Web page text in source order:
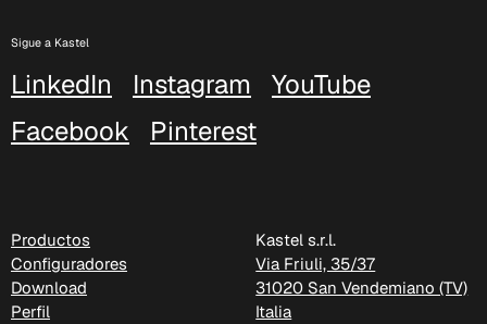
Sigue a Kastel
LinkedIn Instagram
YouTube
Facebook
Pinterest
Productos
Configuradores
Download
Perfil
Kastel s.r.l.
Via Friuli, 35/37
31020 San Vendemiano (TV)
Italia